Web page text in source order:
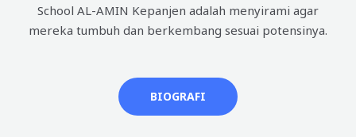
School AL-AMIN Kepanjen adalah menyirami agar
mereka tumbuh dan berkembang sesuai potensinya.
BIOGRAFI